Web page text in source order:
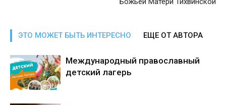
ЭТО МОЖЕТ БЫТЬ ИНТЕРЕСНО ЕЩЕ ОТ АВТОРА
Международный православный
детский лагерь